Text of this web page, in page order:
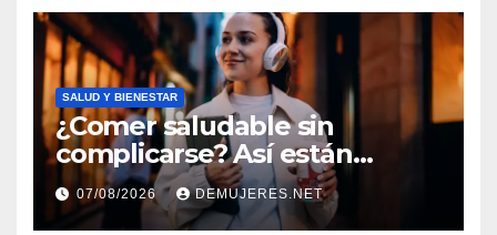
SALUD Y BIENESTAR
¿Comer saludable sin
complicarse? Así están
cambiando sus hábitos las
nuevas generaciones
07/08/2026 DEMUJERES.NET